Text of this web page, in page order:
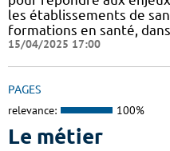
les établissements de
formations en santé,
15/04/2025 17:00
PAGES
relevance: 100%
Le métier